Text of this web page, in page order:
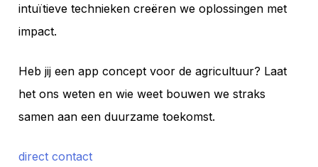
intuïtieve technieken creëren we oplossingen met
impact.
Heb jij een app concept voor de agricultuur? Laat
het ons weten en wie weet bouwen we straks
samen aan een duurzame toekomst.
direct contact